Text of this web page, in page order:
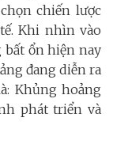
chiến lược
Khi nhìn vào
ổn hiện nay
đang diễn ra
Khủng hoảng
phát triển và